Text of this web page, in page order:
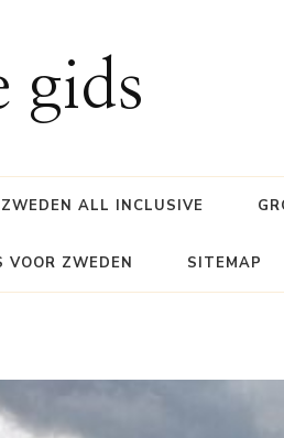
gids
ZWEDEN ALL INCLUSIVE
VOOR ZWEDEN SITEMAP